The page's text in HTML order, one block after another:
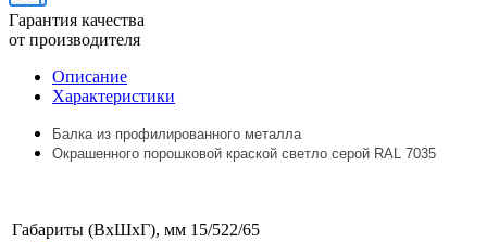
Гарантия качества
от производителя
Описание
Характеристики
Балка из профилированного металла
Окрашенного порошковой краской светло серой RAL 7035
Габариты (ВхШхГ), мм 15/522/65